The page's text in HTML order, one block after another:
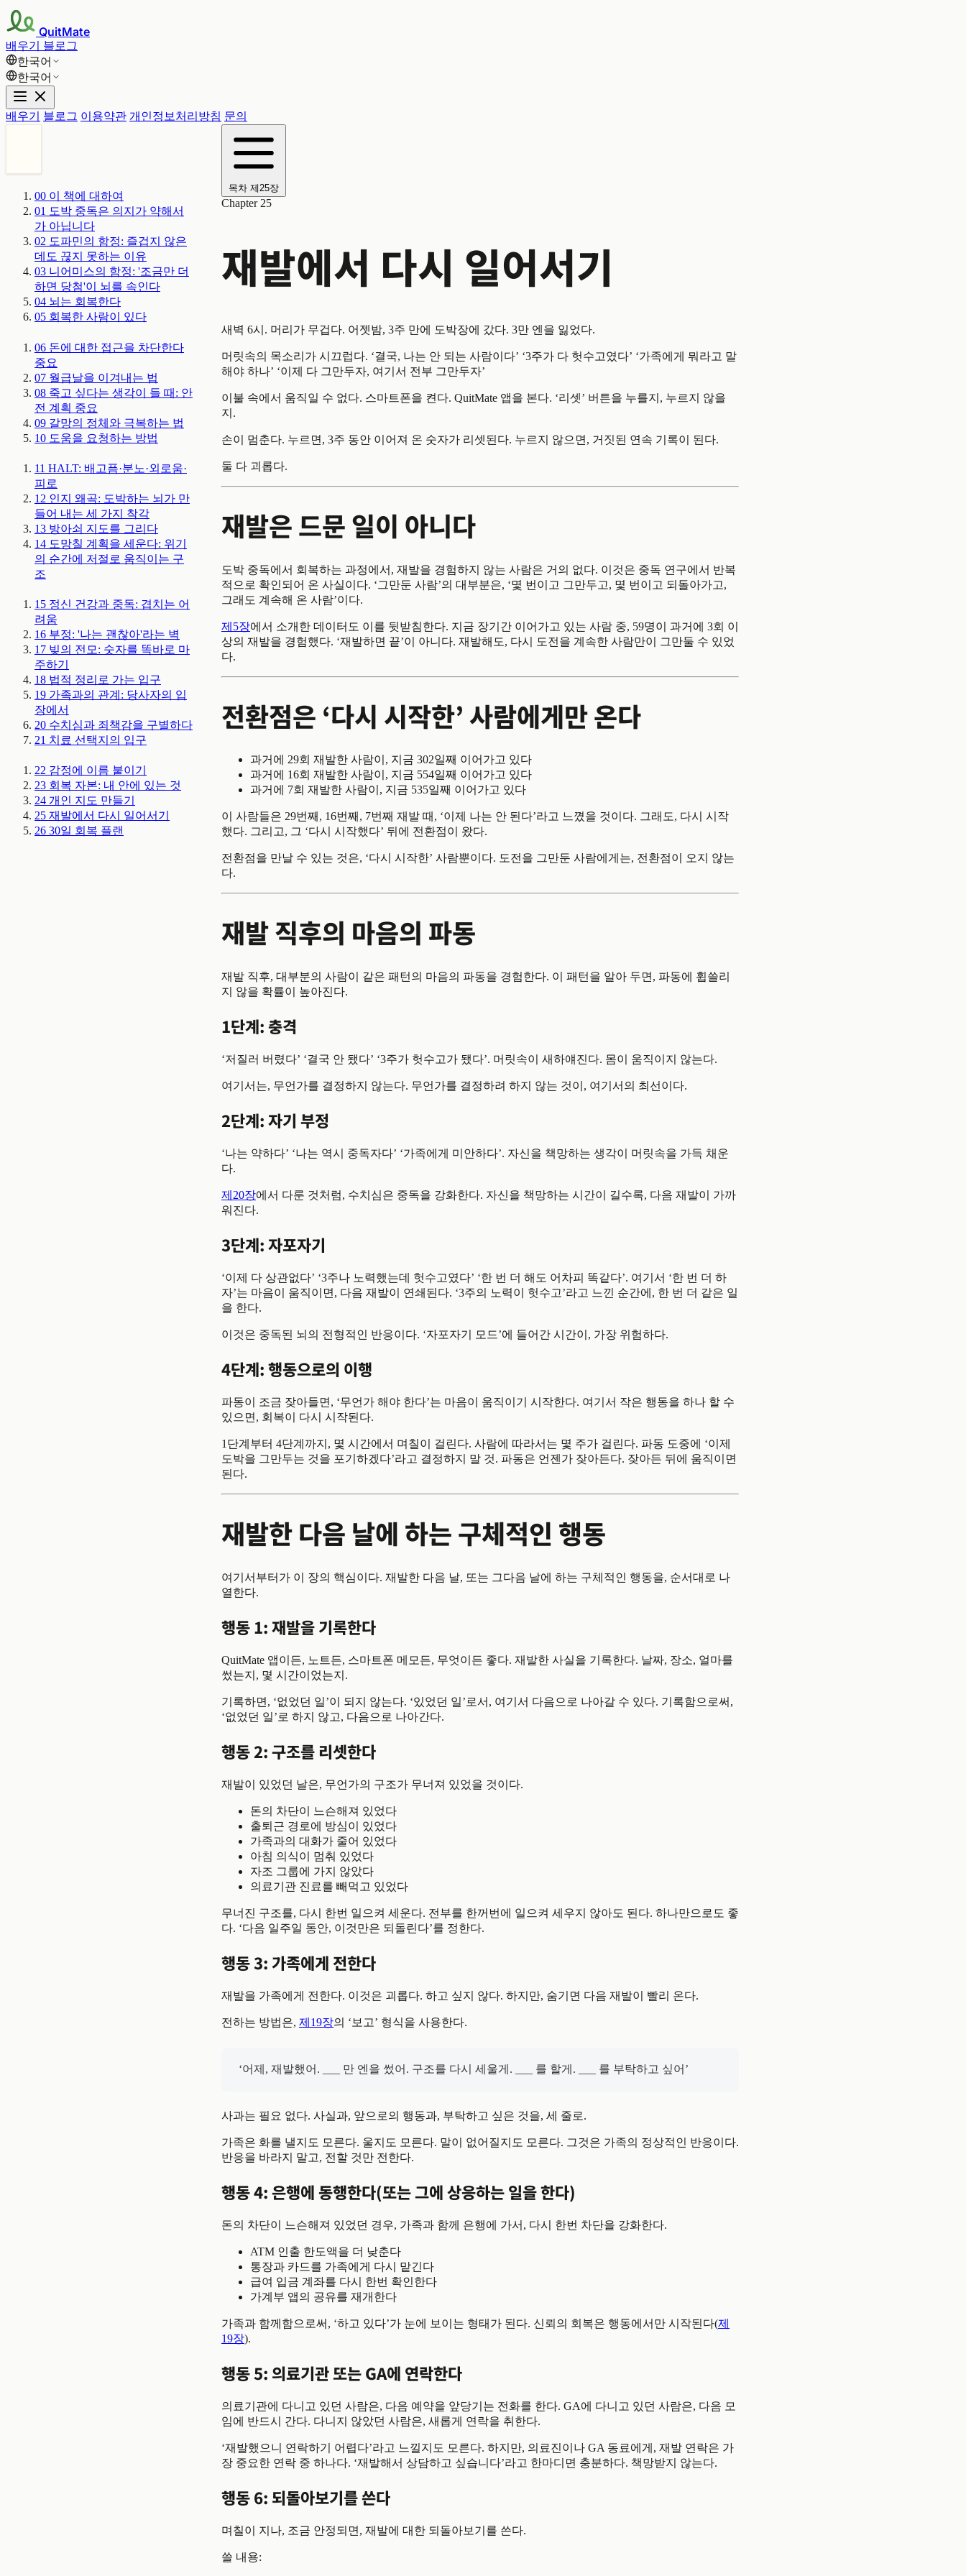
QuitMate
배우기 블로그
한국어
한국어
배우기 블로그 이용약관 개인정보처리방침 문의
00 이 책에 대하여
01 도박 중독은 의지가 약해서
가 아닙니다
02 도파민의 함정: 즐겁지 않은
데도 끊지 못하는 이유
03 니어미스의 함정: '조금만 더
하면 당첨'이 뇌를 속인다
04 뇌는 회복한다
05 회복한 사람이 있다
06 돈에 대한 접근을 차단한다
중요
07 월급날을 이겨내는 법
08 죽고 싶다는 생각이 들 때: 안
전 계획 중요
09 갈망의 정체와 극복하는 법
10 도움을 요청하는 방법
11 HALT: 배고픔·분노·외로움·
피로
12 인지 왜곡: 도박하는 뇌가 만
들어 내는 세 가지 착각
13 방아쇠 지도를 그리다
14 도망칠 계획을 세운다: 위기
의 순간에 저절로 움직이는 구
조
15 정신 건강과 중독: 겹치는 어
려움
16 부정: '나는 괜찮아'라는 벽
17 빚의 전모: 숫자를 똑바로 마
주하기
18 법적 정리로 가는 입구
19 가족과의 관계: 당사자의 입
장에서
20 수치심과 죄책감을 구별하다
21 치료 선택지의 입구
22 감정에 이름 붙이기
23 회복 자본: 내 안에 있는 것
24 개인 지도 만들기
25 재발에서 다시 일어서기
26 30일 회복 플랜
목차 제25장
Chapter 25
재발에서 다시 일어서기
새벽 6시. 머리가 무겁다. 어젯밤, 3주 만에 도박장에 갔다. 3만 엔을 잃었다.
머릿속의 목소리가 시끄럽다. ‘결국, 나는 안 되는 사람이다’ ‘3주가 다 헛수고였다’ ‘가족에게 뭐라고 말
해야 하나’ ‘이제 다 그만두자, 여기서 전부 그만두자’
이불 속에서 움직일 수 없다. 스마트폰을 켠다. QuitMate 앱을 본다. ‘리셋’ 버튼을 누를지, 누르지 않을
지.
손이 멈춘다. 누르면, 3주 동안 이어져 온 숫자가 리셋된다. 누르지 않으면, 거짓된 연속 기록이 된다.
둘 다 괴롭다.
재발은 드문 일이 아니다
도박 중독에서 회복하는 과정에서, 재발을 경험하지 않는 사람은 거의 없다. 이것은 중독 연구에서 반복
적으로 확인되어 온 사실이다. ‘그만둔 사람’의 대부분은, ‘몇 번이고 그만두고, 몇 번이고 되돌아가고,
그래도 계속해 온 사람’이다.
제5장에서 소개한 데이터도 이를 뒷받침한다. 지금 장기간 이어가고 있는 사람 중, 59명이 과거에 3회 이
상의 재발을 경험했다. ‘재발하면 끝’이 아니다. 재발해도, 다시 도전을 계속한 사람만이 그만둘 수 있었
다.
전환점은 ‘다시 시작한’ 사람에게만 온다
과거에 29회 재발한 사람이, 지금 302일째 이어가고 있다
과거에 16회 재발한 사람이, 지금 554일째 이어가고 있다
과거에 7회 재발한 사람이, 지금 535일째 이어가고 있다
이 사람들은 29번째, 16번째, 7번째 재발 때, ‘이제 나는 안 된다’라고 느꼈을 것이다. 그래도, 다시 시작
했다. 그리고, 그 ‘다시 시작했다’ 뒤에 전환점이 왔다.
전환점을 만날 수 있는 것은, ‘다시 시작한’ 사람뿐이다. 도전을 그만둔 사람에게는, 전환점이 오지 않는
다.
재발 직후의 마음의 파동
재발 직후, 대부분의 사람이 같은 패턴의 마음의 파동을 경험한다. 이 패턴을 알아 두면, 파동에 휩쓸리
지 않을 확률이 높아진다.
1단계: 충격
‘저질러 버렸다’ ‘결국 안 됐다’ ‘3주가 헛수고가 됐다’. 머릿속이 새하얘진다. 몸이 움직이지 않는다.
여기서는, 무언가를 결정하지 않는다. 무언가를 결정하려 하지 않는 것이, 여기서의 최선이다.
2단계: 자기 부정
‘나는 약하다’ ‘나는 역시 중독자다’ ‘가족에게 미안하다’. 자신을 책망하는 생각이 머릿속을 가득 채운
다.
제20장에서 다룬 것처럼, 수치심은 중독을 강화한다. 자신을 책망하는 시간이 길수록, 다음 재발이 가까
워진다.
3단계: 자포자기
‘이제 다 상관없다’ ‘3주나 노력했는데 헛수고였다’ ‘한 번 더 해도 어차피 똑같다’. 여기서 ‘한 번 더 하
자’는 마음이 움직이면, 다음 재발이 연쇄된다. ‘3주의 노력이 헛수고’라고 느낀 순간에, 한 번 더 같은 일
을 한다.
이것은 중독된 뇌의 전형적인 반응이다. ‘자포자기 모드’에 들어간 시간이, 가장 위험하다.
4단계: 행동으로의 이행
파동이 조금 잦아들면, ‘무언가 해야 한다’는 마음이 움직이기 시작한다. 여기서 작은 행동을 하나 할 수
있으면, 회복이 다시 시작된다.
1단계부터 4단계까지, 몇 시간에서 며칠이 걸린다. 사람에 따라서는 몇 주가 걸린다. 파동 도중에 ‘이제
도박을 그만두는 것을 포기하겠다’라고 결정하지 말 것. 파동은 언젠가 잦아든다. 잦아든 뒤에 움직이면
된다.
재발한 다음 날에 하는 구체적인 행동
여기서부터가 이 장의 핵심이다. 재발한 다음 날, 또는 그다음 날에 하는 구체적인 행동을, 순서대로 나
열한다.
행동 1: 재발을 기록한다
QuitMate 앱이든, 노트든, 스마트폰 메모든, 무엇이든 좋다. 재발한 사실을 기록한다. 날짜, 장소, 얼마를
썼는지, 몇 시간이었는지.
기록하면, ‘없었던 일’이 되지 않는다. ‘있었던 일’로서, 여기서 다음으로 나아갈 수 있다. 기록함으로써,
‘없었던 일’로 하지 않고, 다음으로 나아간다.
행동 2: 구조를 리셋한다
재발이 있었던 날은, 무언가의 구조가 무너져 있었을 것이다.
돈의 차단이 느슨해져 있었다
출퇴근 경로에 방심이 있었다
가족과의 대화가 줄어 있었다
아침 의식이 멈춰 있었다
자조 그룹에 가지 않았다
의료기관 진료를 빼먹고 있었다
무너진 구조를, 다시 한번 일으켜 세운다. 전부를 한꺼번에 일으켜 세우지 않아도 된다. 하나만으로도 좋
다. ‘다음 일주일 동안, 이것만은 되돌린다’를 정한다.
행동 3: 가족에게 전한다
재발을 가족에게 전한다. 이것은 괴롭다. 하고 싶지 않다. 하지만, 숨기면 다음 재발이 빨리 온다.
전하는 방법은, 제19장의 ‘보고’ 형식을 사용한다.
‘어제, 재발했어. ___ 만 엔을 썼어. 구조를 다시 세울게. ___ 를 할게. ___ 를 부탁하고 싶어’
사과는 필요 없다. 사실과, 앞으로의 행동과, 부탁하고 싶은 것을, 세 줄로.
가족은 화를 낼지도 모른다. 울지도 모른다. 말이 없어질지도 모른다. 그것은 가족의 정상적인 반응이다.
반응을 바라지 말고, 전할 것만 전한다.
행동 4: 은행에 동행한다(또는 그에 상응하는 일을 한다)
돈의 차단이 느슨해져 있었던 경우, 가족과 함께 은행에 가서, 다시 한번 차단을 강화한다.
ATM 인출 한도액을 더 낮춘다
통장과 카드를 가족에게 다시 맡긴다
급여 입금 계좌를 다시 한번 확인한다
가계부 앱의 공유를 재개한다
가족과 함께함으로써, ‘하고 있다’가 눈에 보이는 형태가 된다. 신뢰의 회복은 행동에서만 시작된다(제
19장).
행동 5: 의료기관 또는 GA에 연락한다
의료기관에 다니고 있던 사람은, 다음 예약을 앞당기는 전화를 한다. GA에 다니고 있던 사람은, 다음 모
임에 반드시 간다. 다니지 않았던 사람은, 새롭게 연락을 취한다.
‘재발했으니 연락하기 어렵다’라고 느낄지도 모른다. 하지만, 의료진이나 GA 동료에게, 재발 연락은 가
장 중요한 연락 중 하나다. ‘재발해서 상담하고 싶습니다’라고 한마디면 충분하다. 책망받지 않는다.
행동 6: 되돌아보기를 쓴다
며칠이 지나, 조금 안정되면, 재발에 대한 되돌아보기를 쓴다.
쓸 내용: